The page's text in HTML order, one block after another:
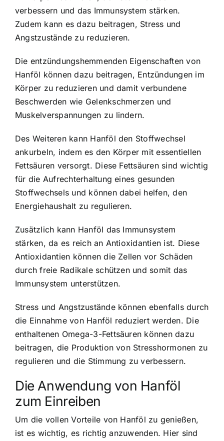
verbessern und das Immunsystem stärken.
Zudem kann es dazu beitragen, Stress und
Angstzustände zu reduzieren.
Die entzündungshemmenden Eigenschaften von
Hanföl können dazu beitragen, Entzündungen im
Körper zu reduzieren und damit verbundene
Beschwerden wie Gelenkschmerzen und
Muskelverspannungen zu lindern.
Des Weiteren kann Hanföl den Stoffwechsel
ankurbeln, indem es den Körper mit essentiellen
Fettsäuren versorgt. Diese Fettsäuren sind wichtig
für die Aufrechterhaltung eines gesunden
Stoffwechsels und können dabei helfen, den
Energiehaushalt zu regulieren.
Zusätzlich kann Hanföl das Immunsystem
stärken, da es reich an Antioxidantien ist. Diese
Antioxidantien können die Zellen vor Schäden
durch freie Radikale schützen und somit das
Immunsystem unterstützen.
Stress und Angstzustände können ebenfalls durch
die Einnahme von Hanföl reduziert werden. Die
enthaltenen Omega-3-Fettsäuren können dazu
beitragen, die Produktion von Stresshormonen zu
regulieren und die Stimmung zu verbessern.
Die Anwendung von Hanföl
zum Einreiben
Um die vollen Vorteile von Hanföl zu genießen,
ist es wichtig, es richtig anzuwenden. Hier sind